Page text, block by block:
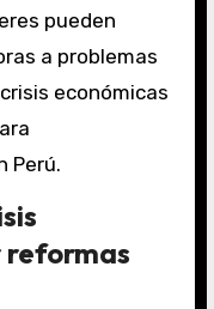
pueden
a problemas
económicas
Perú.
reformas